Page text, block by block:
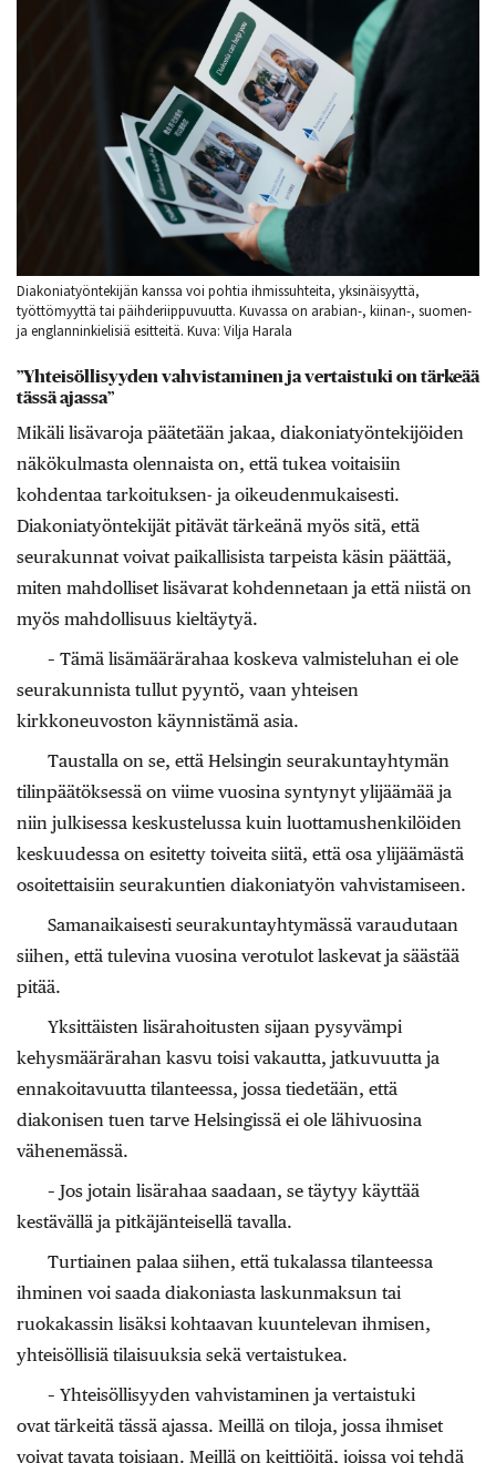
Diakoniatyöntekijän kanssa voi pohtia ihmissuhteita, yksinäisyyttä,
työttömyyttä tai päihderiippuvuutta. Kuvassa on arabian-, kiinan-, suomen-
ja englanninkielisiä esitteitä. Kuva: Vilja Harala
”Yhteisöllisyyden vahvistaminen ja vertaistuki on tärkeää
tässä ajassa”
Mikäli lisävaroja päätetään jakaa, diakoniatyöntekijöiden
näkökulmasta olennaista on, että tukea voitaisiin
kohdentaa tarkoituksen- ja oikeudenmukaisesti.
Diakoniatyöntekijät pitävät tärkeänä myös sitä, että
seurakunnat voivat paikallisista tarpeista käsin päättää,
miten mahdolliset lisävarat kohdennetaan ja että niistä on
myös mahdollisuus kieltäytyä.
– Tämä lisämäärärahaa koskeva valmisteluhan ei ole
seurakunnista tullut pyyntö, vaan yhteisen
kirkkoneuvoston käynnistämä asia.
Taustalla on se, että Helsingin seurakuntayhtymän
tilinpäätöksessä on viime vuosina syntynyt ylijäämää ja
niin julkisessa keskustelussa kuin luottamushenkilöiden
keskuudessa on esitetty toiveita siitä, että osa ylijäämästä
osoitettaisiin seurakuntien diakoniatyön vahvistamiseen.
Samanaikaisesti seurakuntayhtymässä varaudutaan
siihen, että tulevina vuosina verotulot laskevat ja säästää
pitää.
Yksittäisten lisärahoitusten sijaan pysyvämpi
kehysmäärärahan kasvu toisi vakautta, jatkuvuutta ja
ennakoitavuutta tilanteessa, jossa tiedetään, että
diakonisen tuen tarve Helsingissä ei ole lähivuosina
vähenemässä.
– Jos jotain lisärahaa saadaan, se täytyy käyttää
kestävällä ja pitkäjänteisellä tavalla.
Turtiainen palaa siihen, että tukalassa tilanteessa
ihminen voi saada diakoniasta laskunmaksun tai
ruokakassin lisäksi kohtaavan kuuntelevan ihmisen,
yhteisöllisiä tilaisuuksia sekä vertaistukea.
– Yhteisöllisyyden vahvistaminen ja vertaistuki
ovat tärkeitä tässä ajassa. Meillä on tiloja, jossa ihmiset
voivat tavata toisiaan. Meillä on keittiöitä, joissa voi tehdä